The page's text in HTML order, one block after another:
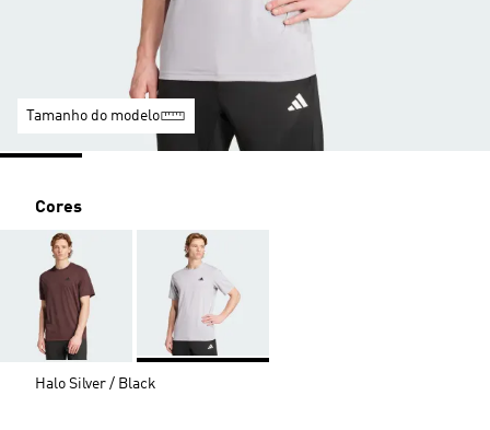
Tamanho do modelo
Cores
Halo Silver / Black